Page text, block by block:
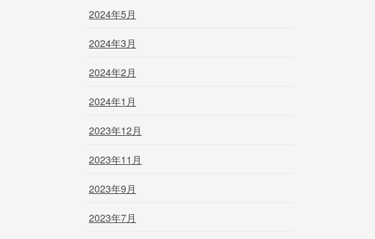
2024年5月
2024年3月
2024年2月
2024年1月
2023年12月
2023年11月
2023年9月
2023年7月